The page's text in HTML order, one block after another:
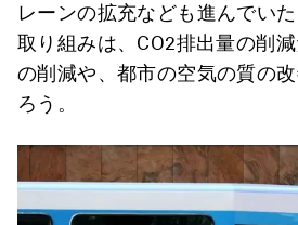
レーンの拡充なども進んでい
取り組みは、CO2排出量の削
の削減や、都市の空気の質の
ろう。